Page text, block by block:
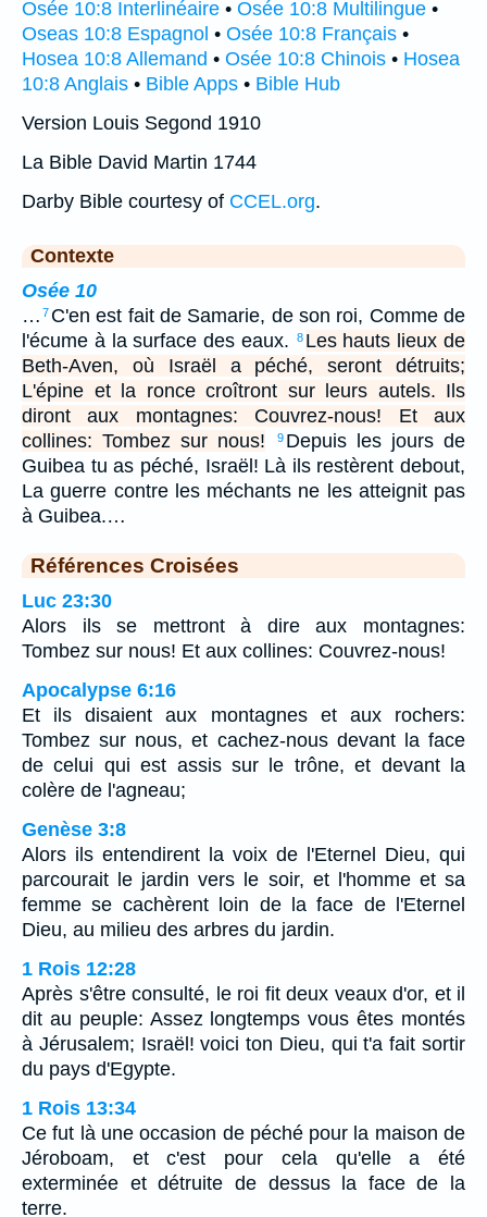
Osée 10:8 Interlinéaire • Osée 10:8 Multilingue •
Oseas 10:8 Espagnol • Osée 10:8 Français •
Hosea 10:8 Allemand • Osée 10:8 Chinois • Hosea
10:8 Anglais • Bible Apps • Bible Hub
Version Louis Segond 1910
La Bible David Martin 1744
Darby Bible courtesy of CCEL.org.
Contexte
Osée 10
… 7 C'en est fait de Samarie, de son roi, Comme de
l'écume à la surface des eaux.
8 Les hauts lieux de
Beth-Aven, où Israël a péché, seront détruits;
L'épine et la ronce croîtront sur leurs autels. Ils
diront aux montagnes: Couvrez-nous! Et aux
collines: Tombez sur nous!
9 Depuis les jours de
Guibea tu as péché, Israël! Là ils restèrent debout,
La guerre contre les méchants ne les atteignit pas
à Guibea.…
Références Croisées
Luc 23:30
Alors ils se mettront à dire aux montagnes:
Tombez sur nous! Et aux collines: Couvrez-nous!
Apocalypse 6:16
Et ils disaient aux montagnes et aux rochers:
Tombez sur nous, et cachez-nous devant la face
de celui qui est assis sur le trône, et devant la
colère de l'agneau;
Genèse 3:8
Alors ils entendirent la voix de l'Eternel Dieu, qui
parcourait le jardin vers le soir, et l'homme et sa
femme se cachèrent loin de la face de l'Eternel
Dieu, au milieu des arbres du jardin.
1 Rois 12:28
Après s'être consulté, le roi fit deux veaux d'or, et il
dit au peuple: Assez longtemps vous êtes montés
à Jérusalem; Israël! voici ton Dieu, qui t'a fait sortir
du pays d'Egypte.
1 Rois 13:34
Ce fut là une occasion de péché pour la maison de
Jéroboam, et c'est pour cela qu'elle a été
exterminée et détruite de dessus la face de la
terre.